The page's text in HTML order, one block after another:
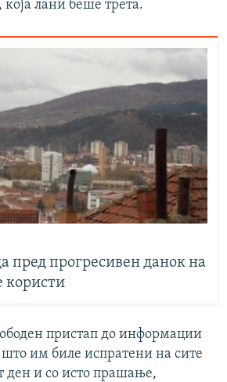
лани беше трета.
пред прогресивен данок на
користи
пристап до информации
што им биле испратени на сите
ден и со исто прашање,